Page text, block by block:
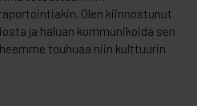
Olen kiinnostunut
ja haluan kommunikoida sen
touhuaa niin kulttuurin